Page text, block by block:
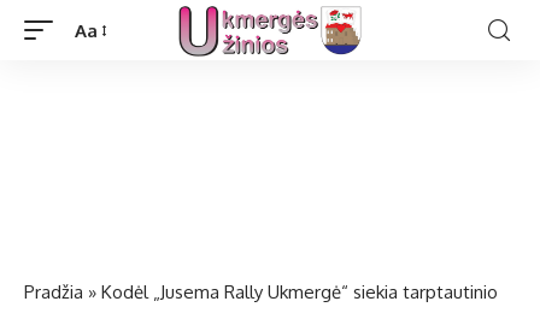
Aa
Pradžia » Kodėl „Jusema Rally Ukmergė“ siekia tarptautinio